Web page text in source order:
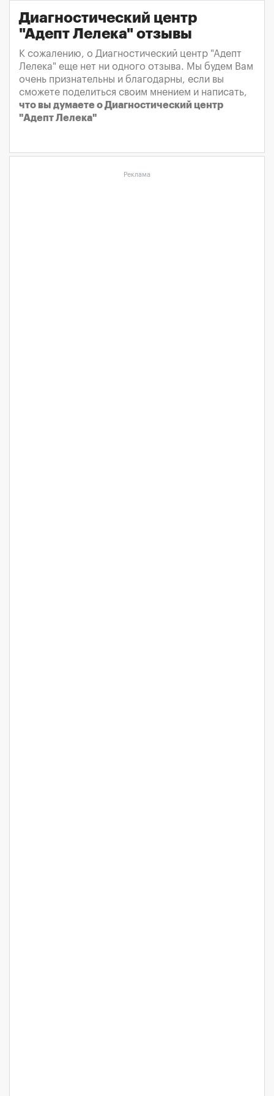
Диагностический центр
"Адепт Лелека" отзывы
К сожалению, о Диагностический центр "Адепт
Лелека" еще нет ни одного отзыва. Мы будем Вам
очень признательны и благодарны, если вы
сможете поделиться своим мнением и написать,
что вы думаете о Диагностический центр
"Адепт Лелека"
Реклама